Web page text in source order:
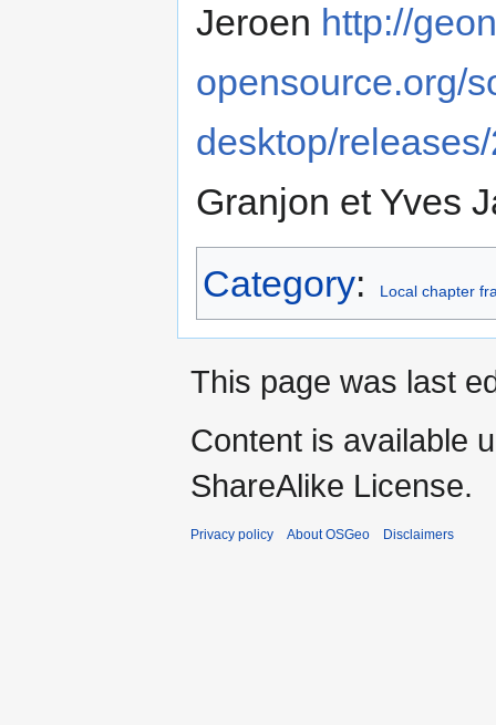
Jeroen http://
opensource.org/
desktop/
Granjon et Yves
Category: Local chapter
This page was last
Content is available
ShareAlike License.
Privacy policy About OSGeo Disclaimers